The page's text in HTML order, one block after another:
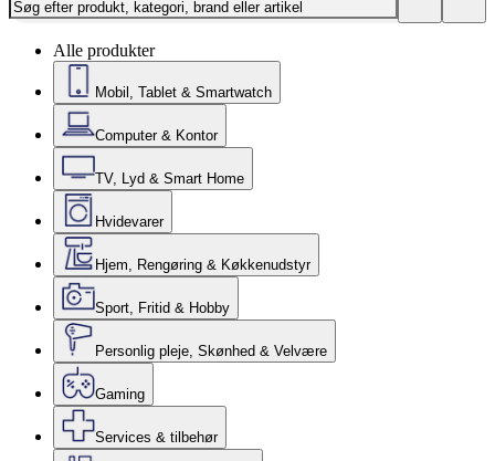
Alle produkter
Mobil, Tablet & Smartwatch
Computer & Kontor
TV, Lyd & Smart Home
Hvidevarer
Hjem, Rengøring & Køkkenudstyr
Sport, Fritid & Hobby
Personlig pleje, Skønhed & Velvære
Gaming
Services & tilbehør